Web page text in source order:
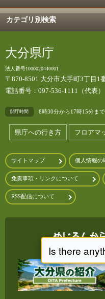
カテゴリ別検索
大分県庁
法人番号1000020440001
〒870-8501 大分市大手町3丁目1
電話番号：097-536-1111（代表）
開庁時間 8時30分から17時15分ま
県庁への行き方 フロアマ
サイトマップ 個人情報の
免責事項・リンクについて
RSS配信について